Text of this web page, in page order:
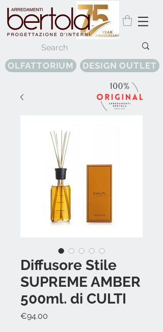
OLFATTORIUM DESIGN OUTLET
Diffusore Stile
SUPREME AMBER
500ml. di CULTI
€94.00